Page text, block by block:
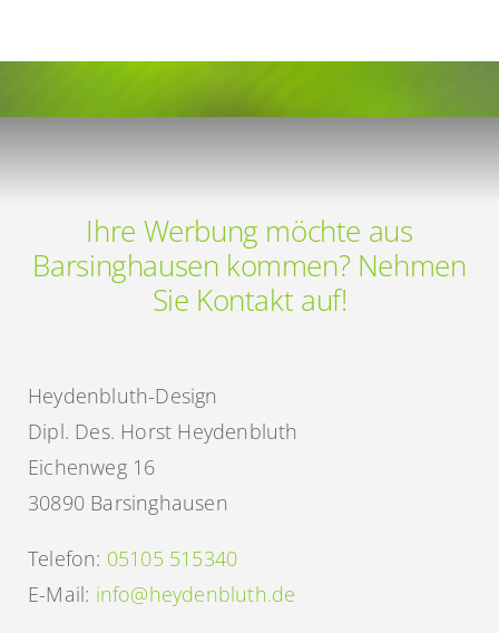
aus
Ihre Werbung möchte aus
Barsinghausen kommen? Nehmen
Sie Kontakt auf!
Heydenbluth-Design
Dipl. Des. Horst Heydenbluth
Eichenweg 16
30890 Barsinghausen
Telefon: 05105 515340
E-Mail: info@heydenbluth.de